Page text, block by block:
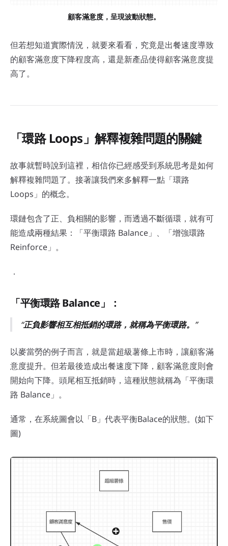
顧客滿意度，呈現波動狀態。
但若想知道實際情況，就要來看看，究竟是出餐速度導致
的顧客滿意度下降程度高，還是新產品使得顧客滿意度提
高了。
「環路 Loops」解釋複雜問題的關鍵
故事就暫時說到這裡，相信你已經感受到系統思考是如何
解釋複雜問題了。接著讓我們來多解釋一點「環路
Loops」的概念。
環鏈包含了正、負相關的影響，而透過不斷循環，就有可
能造成兩種結果：「平衡環路 Balance」、「增強環路
Reinforce」。
．
「平衡環路 Balance」：
正負影響相互相抵銷的環路，就稱為平衡環路。
以麥當勞的例子而言，就是當超級薯條上市時，讓顧客滿
意度提升。但若最後造成出餐速度下降，顧客滿意度則會
開始向下降。頭尾相互抵銷時，這種狀態就稱為「平衡環
路 Balance」。
通常，在系統圖會以「B」代表平衡Balace的狀態。(如下
圖)